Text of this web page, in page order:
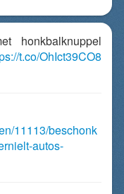
honkbalknuppel
t.co/OhIct39CO8
11113/beschonk
autos-